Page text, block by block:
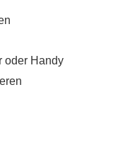
oder Handy